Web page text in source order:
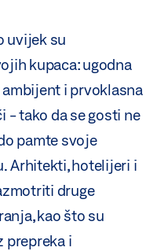
uvijek su
kupaca: ugodna
i prvoklasna
- tako da se gosti ne
pamte svoje
Arhitekti, hotelijeri i
druge
kao što su
prepreka i